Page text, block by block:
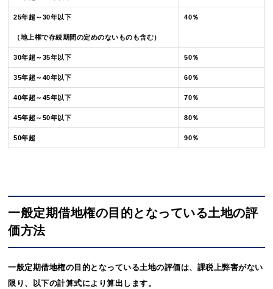
25年超～30年以下
（地上権で存続期間の定めのないものも含む）
40％
30年超～35年以下 50％
35年超～40年以下 60％
40年超～45年以下 70％
45年超～50年以下 80％
50年超 90％
一般定期借地権の目的となっている土地の評
価方法
一般定期借地権の目的となっている土地の評価は、課税上弊害がない
限り、以下の計算式により算出します。